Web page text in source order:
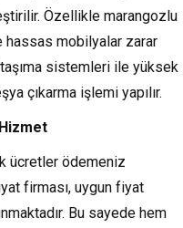
Özellikle marangozlu
hassas mobilyalar zarar
taşıma sistemleri ile yüksek
çıkarma işlemi yapılır.
ücretler ödemeniz
firması, uygun fiyat
Bu sayede hem